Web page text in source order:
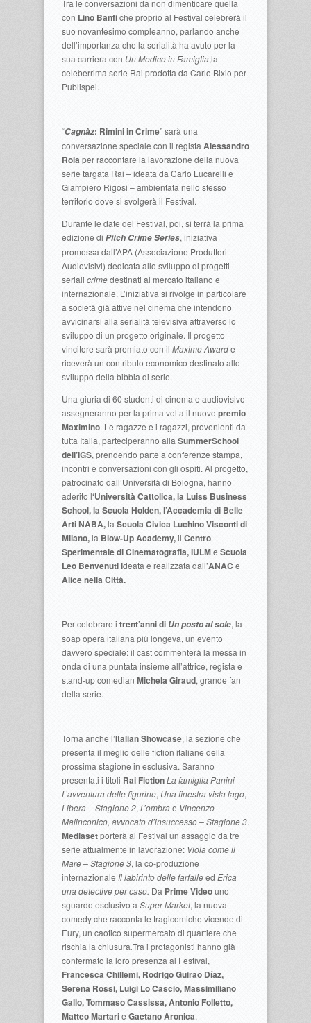
Tra le conversazioni da non dimenticare quella
con Lino Banfiche proprio al Festival celebrerà il
suo novantesimo compleanno, parlando anche
dell’importanza che la serialità ha avuto per la
sua carriera con Un Medico in Famiglia,la
celeberrima serie Rai prodotta da Carlo Bixio per
Publispei.
“Cagnàz: Rimini in Crime” sarà una
conversazione speciale con il regista Alessandro
Roia per raccontare la lavorazione della nuova
serie targata Rai – ideata da Carlo Lucarelli e
Giampiero Rigosi – ambientata nello stesso
territorio dove si svolgerà il Festival.
Durante le date del Festival, poi, si terrà la prima
edizione di Pitch Crime Series, iniziativa
promossa dall’APA (Associazione Produttori
Audiovisivi) dedicata allo sviluppo di progetti
seriali crimedestinati al mercato italiano e
internazionale. L’iniziativa si rivolge in particolare
a società già attive nel cinema che intendono
avvicinarsi alla serialità televisiva attraverso lo
sviluppo di un progetto originale. Il progetto
vincitore sarà premiato con il Maximo Awarde
riceverà un contributo economico destinato allo
sviluppo della bibbia di serie.
Una giuria di 60 studenti di cinema e audiovisivo
assegneranno per la prima volta il nuovo premio
Maximino. Le ragazze e i ragazzi, provenienti da
tutta Italia, parteciperanno alla SummerSchool
dell’IGS, prendendo parte a conferenze stampa,
incontri e conversazioni con gli ospiti. Al progetto,
patrocinato dall’Università di Bologna, hanno
aderito l‘Università Cattolica, la Luiss Business
School, la Scuola Holden, l’Accademia di Belle
Arti NABA,la Scuola Civica Luchino Visconti di
Milano,la Blow-Up Academy,il Centro
Sperimentale di Cinematografia, IULMe Scuola
Leo Benvenuti ideata e realizzata dall’ANAC e
Alice nella Città.
Per celebrare i trent’anni di Un posto al sole, la
soap opera italiana più longeva, un evento
davvero speciale: il cast commenterà la messa in
onda di una puntata insieme all’attrice, regista e
stand-up comedian Michela Giraud, grande fan
della serie.
Torna anche l’Italian Showcase, la sezione che
presenta il meglio delle fiction italiane della
prossima stagione in esclusiva. Saranno
presentati i titoli Rai FictionLa famiglia Panini –
L’avventura delle figurine, Una finestra vista lago,
Libera – Stagione 2, L’ombrae Vincenzo
Malinconico, avvocato d’insuccesso – Stagione 3.
Mediasetporterà al Festival un assaggio da tre
serie attualmente in lavorazione: Viola come il
Mare – Stagione 3, la co-produzione
internazionale Il labirinto delle farfalleed Erica
una detective per caso. Da Prime Videouno
sguardo esclusivo a Super Market, la nuova
comedy che racconta le tragicomiche vicende di
Eury, un caotico supermercato di quartiere che
rischia la chiusura.Tra i protagonisti hanno già
confermato la loro presenza al Festival,
Francesca Chillemi, Rodrigo Guirao Díaz,
Serena Rossi, Luigi Lo Cascio, Massimiliano
Gallo, Tommaso Cassissa, Antonio Folletto,
Matteo Martarie Gaetano Aronica.